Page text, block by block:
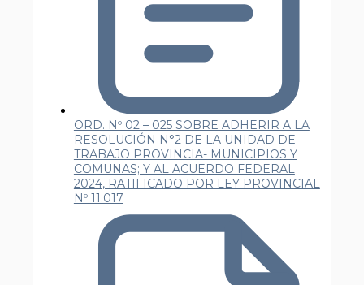
ORD. Nº 02 – 025 SOBRE ADHERIR A LA
RESOLUCIÓN N°2 DE LA UNIDAD DE
TRABAJO PROVINCIA- MUNICIPIOS Y
COMUNAS; Y AL ACUERDO FEDERAL
2024, RATIFICADO POR LEY PROVINCIAL
Nº 11.017